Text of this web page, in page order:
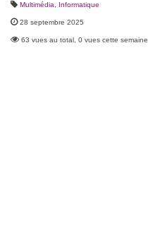
Multimédia Informatique
28 septembre 2025
63 vues au total, 0 vues cette semaine